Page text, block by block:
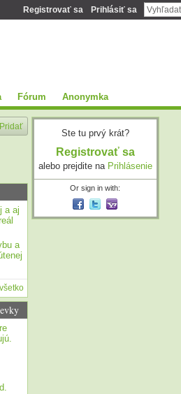
Registrovať sa Prihlásiť sa
Fórum Anonymka
Pridať
a aj
a
Ste tu prvý krát?
Registrovať sa
alebo prejdite na Prihlásenie
Or sign in with: